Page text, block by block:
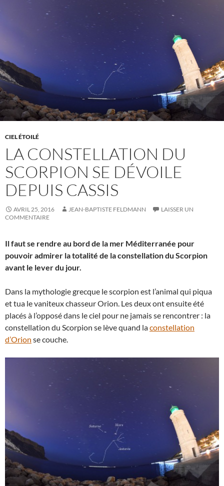
CIEL ÉTOILÉ
LA CONSTELLATION DU
SCORPION SE DÉVOILE
DEPUIS CASSIS
AVRIL 25, 2016 JEAN-BAPTISTE FELDMANN
LAISSER UN
COMMENTAIRE
Il faut se rendre au bord de la mer Méditerranée pour
pouvoir admirer la totalité de la constellation du Scorpion
avant le lever du jour.
Dans la mythologie grecque le scorpion est l’animal qui piqua
et tua le vaniteux chasseur Orion. Les deux ont ensuite été
placés à l’opposé dans le ciel pour ne jamais se rencontrer : la
constellation du Scorpion se lève quand laconstellation
d’Orion se couche.